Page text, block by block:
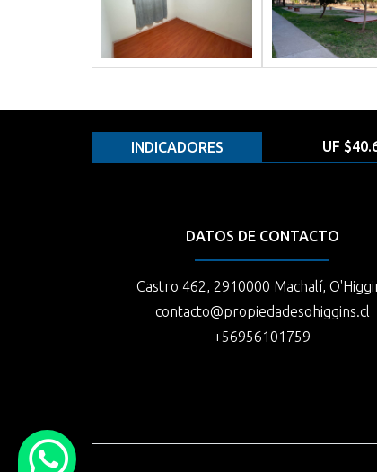
INDICADORES UF
DATOS DE CONTACTO
Castro 462, 2910000 Machalí,
contacto@propiedadesohiggins.cl
+56956101759